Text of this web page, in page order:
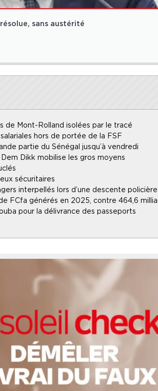
sans austérité
de Mont-Rolland isolées par le tracé
hors de portée de la FSF
partie du Sénégal jusqu’à vendredi
Dikk mobilise les gros moyens
sécuritaires
interpellés lors d’une descente policière
FCfa générés en 2025, contre 464,6
pour la délivrance des passeports